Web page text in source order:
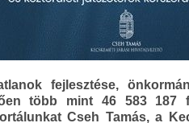
fejlesztése,
több mint 46 583 187
Cseh Tamás, a